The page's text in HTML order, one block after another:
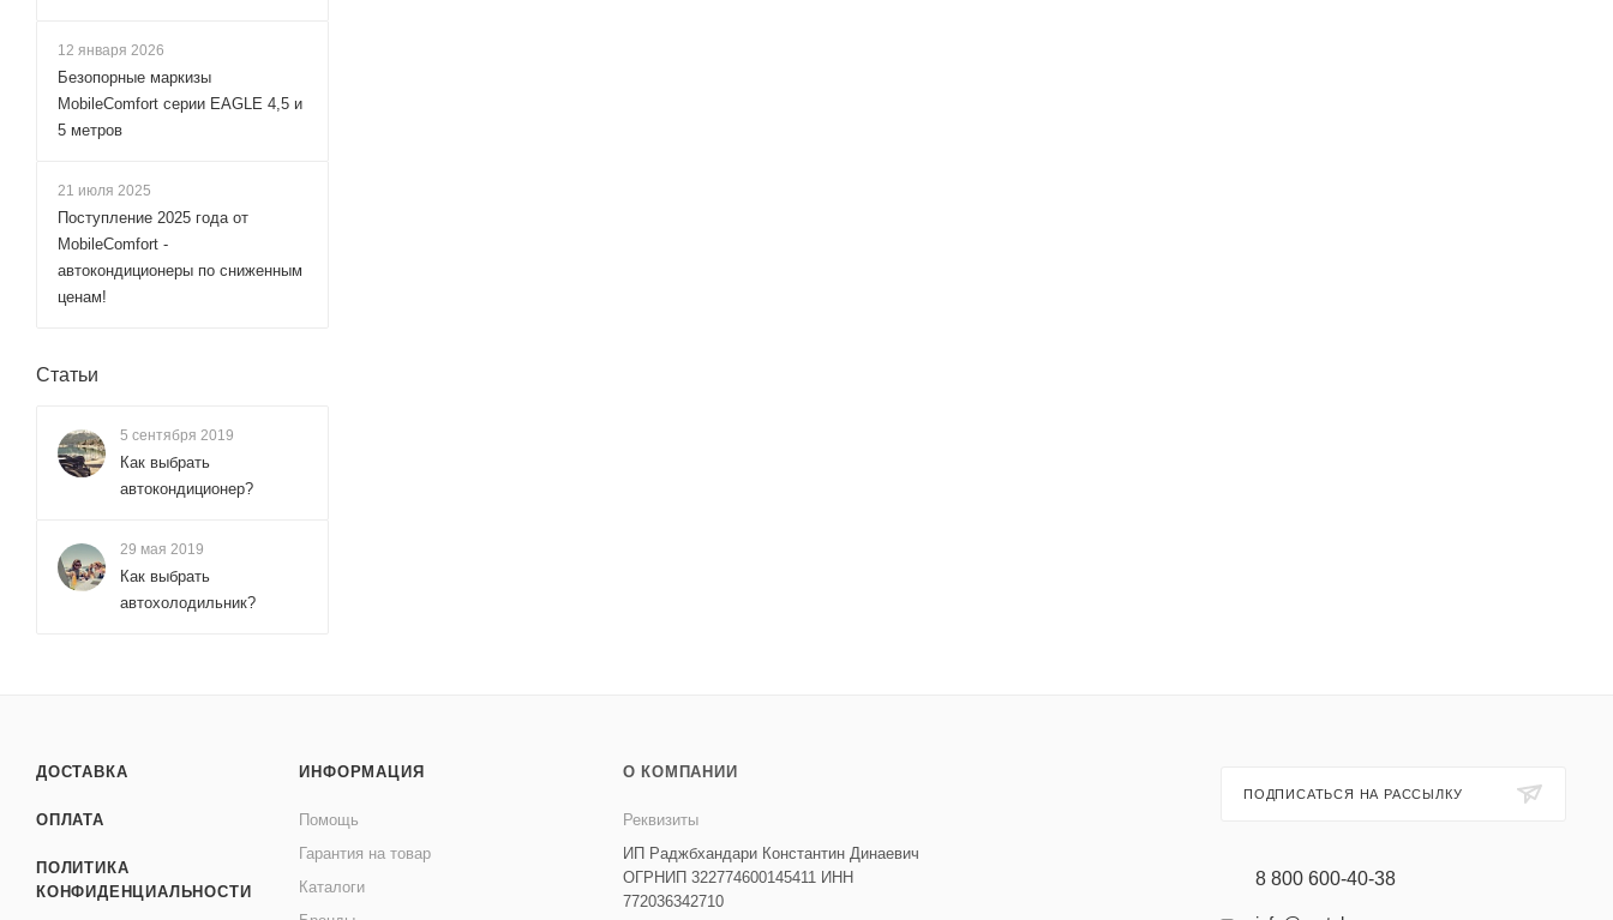
12 января 2026
Безопорные маркизы
MobileComfort серии EAGLE 4,5 и
5 метров
21 июля 2025
Поступление 2025 года от
MobileComfort -
автокондиционеры по сниженным
ценам!
Статьи
5 сентября 2019
Как выбрать
автокондиционер?
29 мая 2019
Как выбрать
автохолодильник?
ДОСТАВКА
ОПЛАТА
ПОЛИТИКА
КОНФИДЕНЦИАЛЬНОСТИ
ИНФОРМАЦИЯ
Помощь
Гарантия на товар
Каталоги
О КОМПАНИИ
Реквизиты
ИП Раджбхандари Константин Динаевич
ОГРНИП 322774600145411 ИНН
772036342710
ПОДПИСАТЬСЯ НА РАССЫЛКУ
8 800 600-40-38